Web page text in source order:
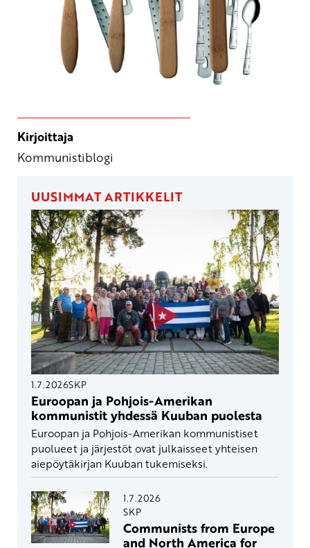
Kirjoittaja
Kommunistiblogi
UUSIMMAT ARTIKKELIT
1.7.2026SKP
Euroopan ja Pohjois-Amerikan
kommunistit yhdessä Kuuban puolesta
Euroopan ja Pohjois-Amerikan kommunistiset
puolueet ja järjestöt ovat julkaisseet yhteisen
aiepöytäkirjan Kuuban tukemiseksi.
1.7.2026
SKP
Communists from Europe
and North America for